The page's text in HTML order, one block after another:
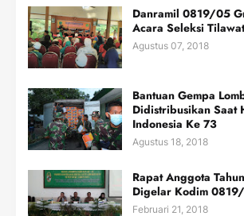
Danramil 0819/05
Acara Seleksi
Agustus 07, 2018
Bantuan Gempa
Didistribusikan Saat
Indonesia Ke 73
Agustus 18, 2018
Rapat Anggota
Digelar Kodim
Februari 21, 2018